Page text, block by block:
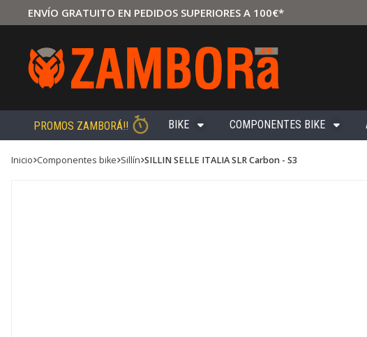
ENVÍO GRATUITO EN PEDIDOS SUPERIORES A 100€*
PROMOS ZAMBORÁ!! BIKE COMPONENTES BIKE
Inicio componentes bike sillín SILLIN SELLE ITALIA SLR Carbon - S3